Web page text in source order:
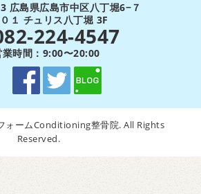
広島県広島市中区八丁堀6−７
１ チュリス八丁堀 3F
224-4547
業時間：9:00〜20:00
ォームConditioning整骨院. All Rights
Reserved.